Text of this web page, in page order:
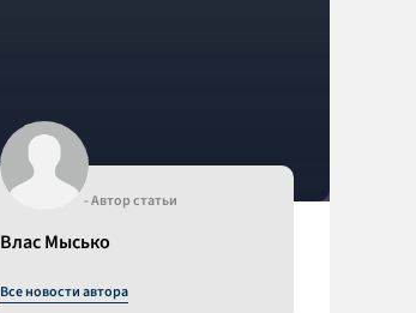
- Автор статьи
Влас Мысько
Все новости автора